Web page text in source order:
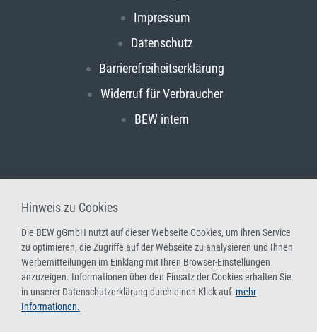
Impressum
Datenschutz
Barrierefreiheitserklärung
Widerruf für Verbraucher
BEW intern
Hinweis zu Cookies
Die BEW gGmbH nutzt auf dieser Webseite Cookies, um ihren Service
zu optimieren, die Zugriffe auf der Webseite zu analysieren und Ihnen
Werbemitteilungen im Einklang mit Ihren Browser-Einstellungen
anzuzeigen. Informationen über den Einsatz der Cookies erhalten Sie
in unserer Datenschutzerklärung durch einen Klick auf mehr
Informationen.